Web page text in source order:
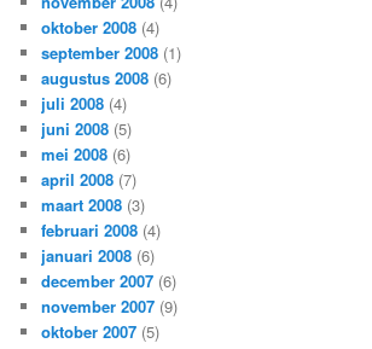
oktober 2008 (4)
september 2008 (1)
augustus 2008 (6)
juli 2008 (4)
juni 2008 (5)
mei 2008 (6)
april 2008 (7)
maart 2008 (3)
februari 2008 (4)
januari 2008 (6)
december 2007 (6)
november 2007 (9)
oktober 2007 (5)